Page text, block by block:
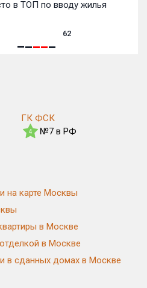
в ТОП по вводу жилья
62
ГК ФСК
4 №7 в РФ
на карте Москвы
в Москве
в Москве
в сданных домах в Москве